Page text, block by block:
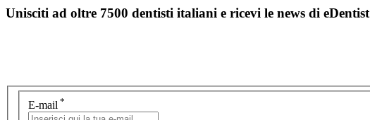
Unisciti ad oltre 7500 dentisti italiani e ricevi le news di eDentist
E-mail *